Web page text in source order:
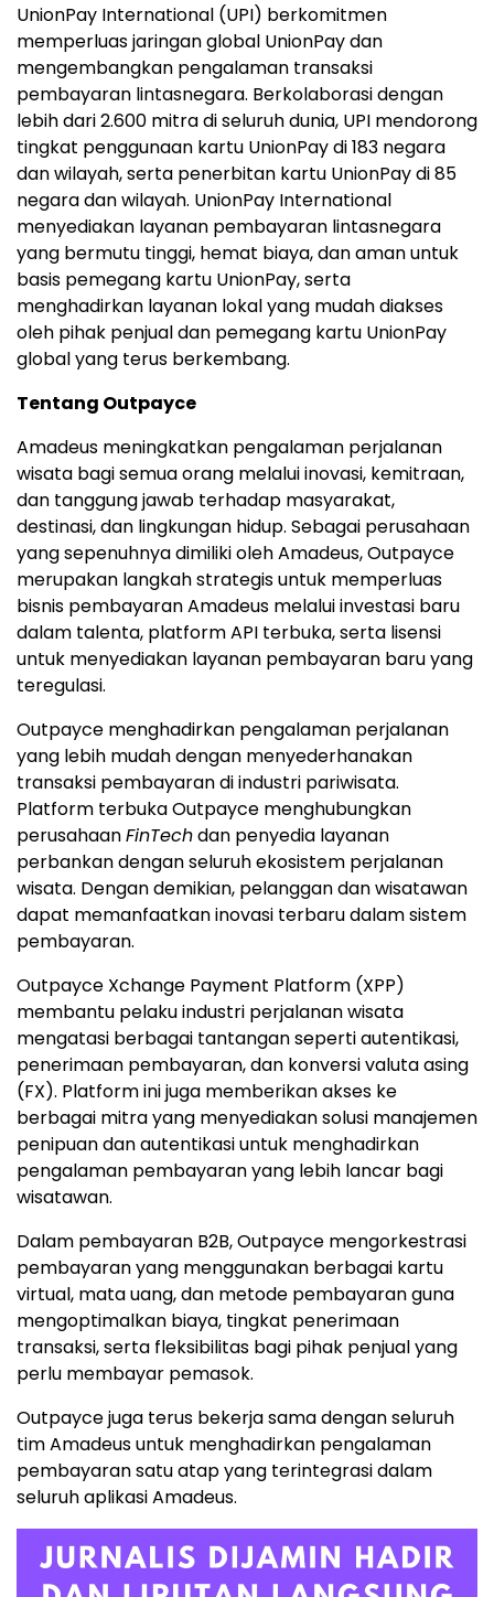
UnionPay International (UPI) berkomitmen
memperluas jaringan global UnionPay dan
mengembangkan pengalaman transaksi
pembayaran lintasnegara. Berkolaborasi dengan
lebih dari 2.600 mitra di seluruh dunia, UPI mendorong
tingkat penggunaan kartu UnionPay di 183 negara
dan wilayah, serta penerbitan kartu UnionPay di 85
negara dan wilayah. UnionPay International
menyediakan layanan pembayaran lintasnegara
yang bermutu tinggi, hemat biaya, dan aman untuk
basis pemegang kartu UnionPay, serta
menghadirkan layanan lokal yang mudah diakses
oleh pihak penjual dan pemegang kartu UnionPay
global yang terus berkembang.
Tentang Outpayce
Amadeus meningkatkan pengalaman perjalanan
wisata bagi semua orang melalui inovasi, kemitraan,
dan tanggung jawab terhadap masyarakat,
destinasi, dan lingkungan hidup. Sebagai perusahaan
yang sepenuhnya dimiliki oleh Amadeus, Outpayce
merupakan langkah strategis untuk memperluas
bisnis pembayaran Amadeus melalui investasi baru
dalam talenta, platform API terbuka, serta lisensi
untuk menyediakan layanan pembayaran baru yang
teregulasi.
Outpayce menghadirkan pengalaman perjalanan
yang lebih mudah dengan menyederhanakan
transaksi pembayaran di industri pariwisata.
Platform terbuka Outpayce menghubungkan
perusahaanFinTechdan penyedia layanan
perbankan dengan seluruh ekosistem perjalanan
wisata. Dengan demikian, pelanggan dan wisatawan
dapat memanfaatkan inovasi terbaru dalam sistem
pembayaran.
Outpayce Xchange Payment Platform (XPP)
membantu pelaku industri perjalanan wisata
mengatasi berbagai tantangan seperti autentikasi,
penerimaan pembayaran, dan konversi valuta asing
(FX). Platform ini juga memberikan akses ke
berbagai mitra yang menyediakan solusi manajemen
penipuan dan autentikasi untuk menghadirkan
pengalaman pembayaran yang lebih lancar bagi
wisatawan.
Dalam pembayaran B2B, Outpayce mengorkestrasi
pembayaran yang menggunakan berbagai kartu
virtual, mata uang, dan metode pembayaran guna
mengoptimalkan biaya, tingkat penerimaan
transaksi, serta fleksibilitas bagi pihak penjual yang
perlu membayar pemasok.
Outpayce juga terus bekerja sama dengan seluruh
tim Amadeus untuk menghadirkan pengalaman
pembayaran satu atap yang terintegrasi dalam
seluruh aplikasi Amadeus.